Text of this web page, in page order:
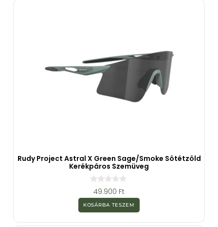
Rudy Project Astral X Green Sage/Smoke Sötétzöld
Kerékpáros Szemüveg
z
5
b
49.900 Ft
KOSÁRBA TESZEM